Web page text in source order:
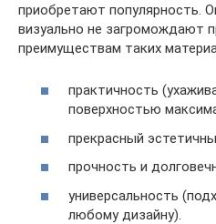
приобретают популярность.
визуально не загромождают
преимуществам таких
практичность
поверхностью
прекрасный
прочность и
универсальность
любому дизайну).